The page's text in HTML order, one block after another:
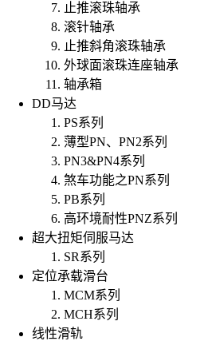
止推滚珠轴承
滚针轴承
止推斜角滚珠轴承
外球面滚珠连座轴承
轴承箱
DD马达
PS系列
薄型PN、PN2系列
PN3&PN4系列
煞车功能之PN系列
PB系列
高环境耐性PNZ系列
超大扭矩伺服马达
SR系列
定位承载滑台
MCM系列
MCH系列
线性滑轨